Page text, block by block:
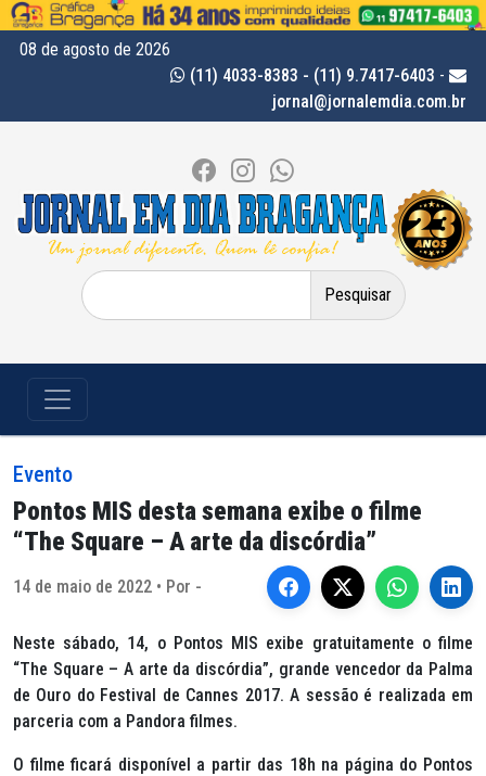
08 de agosto de 2026
(11) 4033-8383 - (11) 9.7417-6403 -
jornal@jornalemdia.com.br
Pesquisar
por:
Evento
Pontos MIS desta semana exibe o filme
“The Square – A arte da discórdia”
14 de maio de 2022 • Por -
Neste sábado, 14, o Pontos MIS exibe gratuitamente o filme
“The Square – A arte da discórdia”, grande vencedor da Palma
de Ouro do Festival de Cannes 2017. A sessão é realizada em
parceria com a Pandora filmes.
O filme ficará disponível a partir das 18h na página do Pontos